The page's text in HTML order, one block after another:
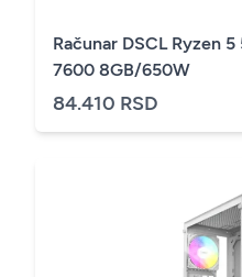
Računar DSCL Ryzen
7600 8GB/650W
84.410 RSD